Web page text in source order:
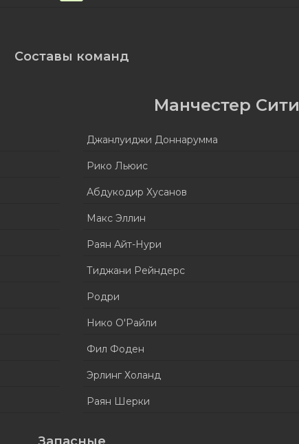
Составы команд
Манчестер Сити
Джанлуиджи Доннарумма
Рико Льюис
Абдукодир Хусанов
Макс Эллин
Раян Айт-Нури
Тиджани Рейндерс
Родри
Нико О'Райли
Фил Фоден
Эрлинг Холанд
Раян Шерки